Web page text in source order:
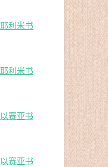
利米书
利米书
赛亚书
赛亚书